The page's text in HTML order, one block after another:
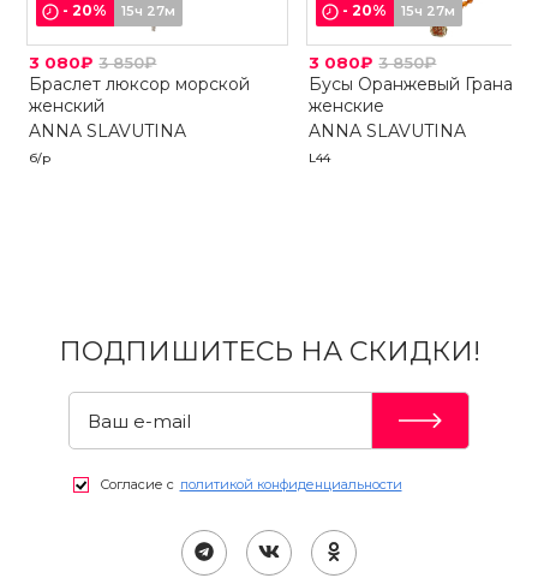
-20% 15ч 27м
3 080₽ 3 850₽
Браслет люксор морской
женский
ANNA SLAVUTINA
б/р
-20% 15ч 27м
3 080₽ 3 850₽
Бусы Оранжевый Гранат
женские
ANNA SLAVUTINA
L44
ПОДПИШИТЕСЬ НА СКИДКИ!
Согласие с политикой конфиденциальности